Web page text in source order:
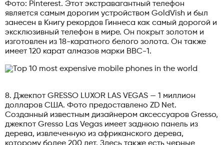
Фото: Pinterest. Этот экстравагантный телефон
является самым дорогим устройством GoldVish и был
занесен в Книгу рекордов Гиннеса как самый дорогой и
эксклюзивный телефон в мире. Он покрыт золотом и
изготовлен из 18-каратного белого золота. Он также
имеет 120 карат алмазов марки ВВС-1.
8. Джекпот GRESSO LUXOR LAS VEGAS — 1 миллион
долларов США. Фото предоставлено ZD Net.
Созданный известным дизайнером аксессуаров Gresso,
джекпот Gresso Las Vegas имеет заднюю панель из
дерева, извлеченную из африканского дерева,